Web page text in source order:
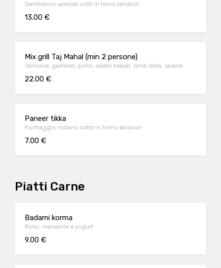
Gamberoni speziati cotti in forno tandoor
13.00 €
Mix grill Taj Mahal (min 2 persone)
Salmone, gamberi, pollo, seekh kebab, lamb tikka, spezie
22.00 €
Paneer tikka
Formaggio indiano cotto in forno tandoor
7.00 €
Piatti Carne
Badami korma
Pollo, mandorle e yogurt
9.00 €